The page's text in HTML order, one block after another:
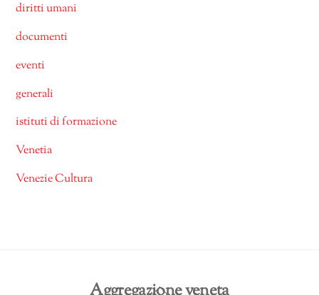
diritti umani
documenti
eventi
generali
istituti di formazione
Venetia
Venezie Cultura
Back